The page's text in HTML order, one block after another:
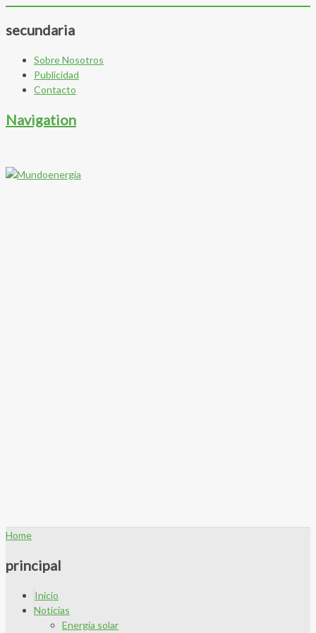
secundaria
Sobre Nosotros
Publicidad
Contacto
Navigation
Home
principal
Inicio
Noticias
Energía solar